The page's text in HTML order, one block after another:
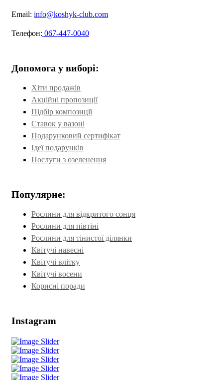
Email: info@koshyk-club.com
Телефон: 067-447-0040
Допомога у виборі:
Хіти продажів
Акційні пропозиції
Підбір композиції
Ставок у вазоні
Подарунковий сертифікат
Ідеї подарунків
Послуги з озеленення
Популярне:
Рослини для відкритого сонця
Рослини для півтіні
Рослини для тінистої ділянки
Квітучі навесні
Квітучі влітку
Квітучі восени
Корисні поради
Instagram